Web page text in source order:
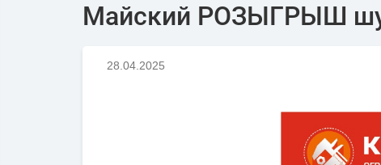
Майский РОЗЫГРЫШ
28.04.2025